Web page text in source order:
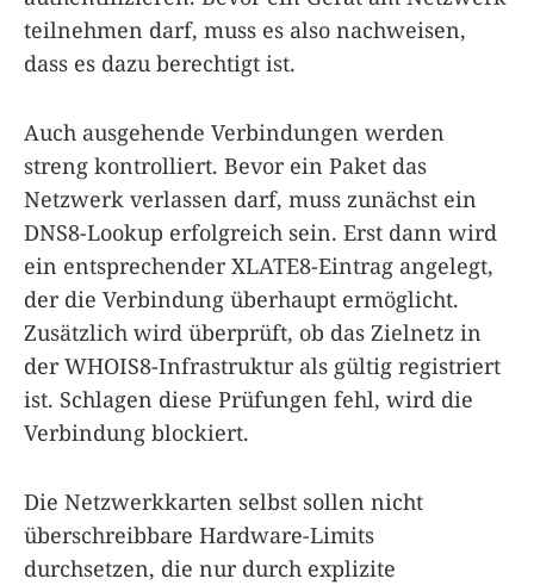
teilnehmen darf, muss es also nachweisen,
dass es dazu berechtigt ist.
Auch ausgehende Verbindungen werden
streng kontrolliert. Bevor ein Paket das
Netzwerk verlassen darf, muss zunächst ein
DNS8-Lookup erfolgreich sein. Erst dann wird
ein entsprechender XLATE8-Eintrag angelegt,
der die Verbindung überhaupt ermöglicht.
Zusätzlich wird überprüft, ob das Zielnetz in
der WHOIS8-Infrastruktur als gültig registriert
ist. Schlagen diese Prüfungen fehl, wird die
Verbindung blockiert.
Die Netzwerkkarten selbst sollen nicht
überschreibbare Hardware-Limits
durchsetzen, die nur durch explizite